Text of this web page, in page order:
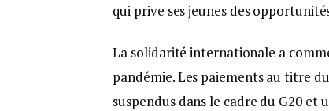
qui prive ses jeunes des
La solidarité internationale a
pandémie. Les paiements au titre
suspendus dans le cadre du G20